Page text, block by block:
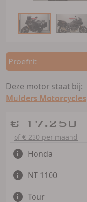
Proefrit
Deze motor staat bij:
Mulders Motorcycles
€ 17.250
of € 230 per maand
Honda
NT 1100
Tour